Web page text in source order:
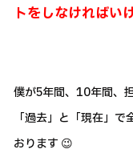
トをしなければい
僕が5年間、10年間、
「過去」と「現在」
おります 😉